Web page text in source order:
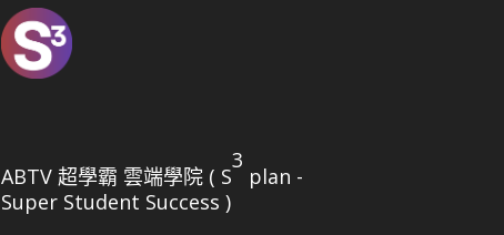
ABTV 超學霸 雲端學院 ( S
3
plan -
Super Student Success )